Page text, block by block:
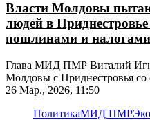
Власти Молдовы
людей в
пошлинами и налогами
Глава МИД ПМР Виталий
Молдовы с Приднестровья со
26 Мар., 2026, 11:50
ПолитикаМИД ПМР